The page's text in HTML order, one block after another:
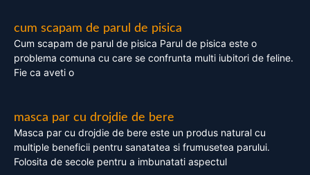
cum scapam de parul de pisica
Cum scapam de parul de pisica Parul de pisica este o
problema comuna cu care se confrunta multi iubitori de feline.
Fie ca aveti o
masca par cu drojdie de bere
Masca par cu drojdie de bere este un produs natural cu
multiple beneficii pentru sanatatea si frumusetea parului.
Folosita de secole pentru a imbunatati aspectul